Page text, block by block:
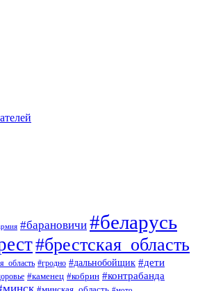
#барановичи #беларусь
#брестская_область
#гродно #дальнобойщик #дети
#каменец #кобрин #контрабанда